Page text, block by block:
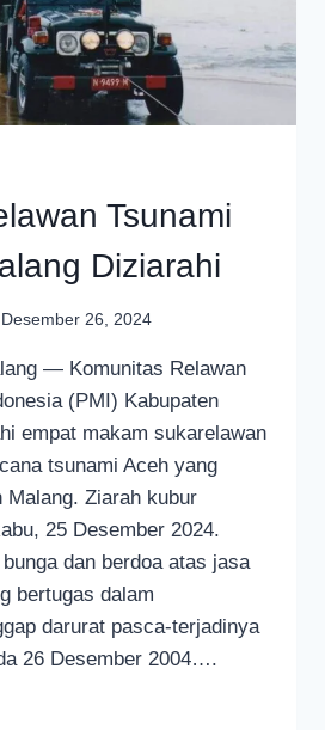
Tsunami
Diziarahi
Desember 26, 2024
— Komunitas Relawan
(PMI) Kabupaten
empat makam sukarelawan
tsunami Aceh yang
Malang. Ziarah kubur
25 Desember 2024.
dan berdoa atas jasa
bertugas dalam
darurat pasca-terjadinya
26 Desember 2004….